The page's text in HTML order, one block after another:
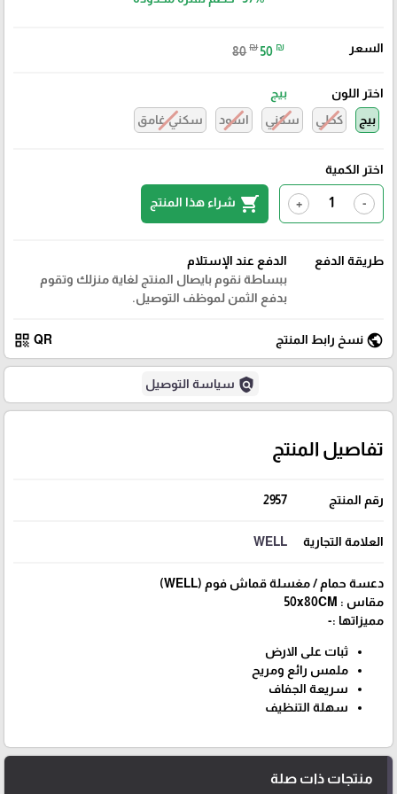
السعر 80 ₪ 50 ₪
اختر اللون
بيج
بيج
كحلي سكني اسود سكني غامق
اختر الكمية
-
+
shopping_cart شراء هذا المنتج
طريقة الدفع
الدفع عند الإستلام
ببساطة نقوم بايصال المنتج لغاية منزلك وتقوم
بدفع الثمن لموظف التوصيل.
public نسخ رابط المنتج QR
qr_code
policy سياسة التوصيل
تفاصيل المنتج
رقم المنتج 2957
العلامة التجارية WELL
دعسة حمام / مغسلة قماش فوم (WELL)
مقاس : 50x80CM
مميزاتها :-
ثبات على الارض
ملمس رائع ومريح
سريعة الجفاف
سهلة التنظيف
منتجات ذات صلة